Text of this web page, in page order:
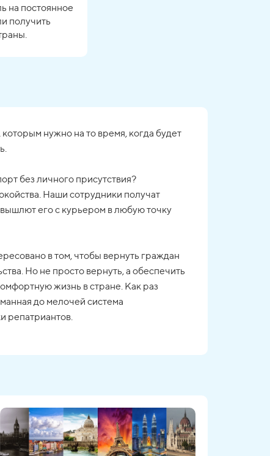
на постоянное
получить
нужно на то время, когда будет
без личного присутствия?
Наши сотрудники получат
его с курьером в любую точку
в том, чтобы вернуть граждан
Но не просто вернуть, а обеспечить
жизнь в стране. Как раз
до мелочей система
репатриантов.